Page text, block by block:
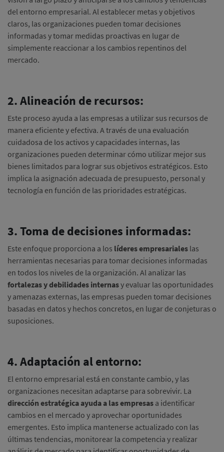
del entorno empresarial. Al establecer metas y objetivos
claros, las organizaciones pueden tomar decisiones
informadas y tomar medidas proactivas en lugar de
simplemente reaccionar a los cambios repentinos del
mercado.
2. Alineación de recursos:
Este proceso ayuda a las empresas a utilizar sus recursos de
manera eficiente y efectiva. A través de una evaluación
cuidadosa de los activos y capacidades internas, las
organizaciones pueden determinar cómo utilizar mejor sus
bienes limitados para lograr sus objetivos estratégicos. Esto
implica la asignación adecuada de presupuesto, personal y
tecnología en función de las prioridades estratégicas.
3. Toma de decisiones informadas:
Este enfoque proporciona a los líderes empresariales las
herramientas necesarias para tomar decisiones informadas
en todos los niveles de la organización. Al analizar las
fortalezas y debilidades internasy evaluar las oportunidades
y amenazas externas, las empresas pueden tomar decisiones
basadas en datos y hechos concretos, en lugar de conjeturas o
suposiciones.
4. Adaptación al entorno:
El entorno empresarial está en constante cambio, y las
organizaciones necesitan adaptarse para sobrevivir. La
dirección estratégica ayuda a las empresas a identificar
cambios en el mercado y aprovechar oportunidades
emergentes. Esto implica mantenerse actualizado con las
últimas tendencias, monitorear la competencia y realizar